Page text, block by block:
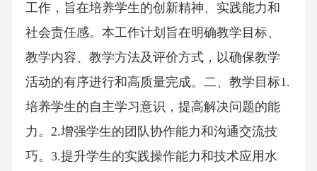
工作，旨在培养学生的创新精神、实践能力和
社会责任感。本工作计划旨在明确教学目标、
教学内容、教学方法及评价方式，以确保教学
活动的有序进行和高质量完成。二、教学目标1.
培养学生的自主学习意识，提高解决问题的能
力。2.增强学生的团队协作能力和沟通交流技
巧。3.提升学生的实践操作能力和技术应用水